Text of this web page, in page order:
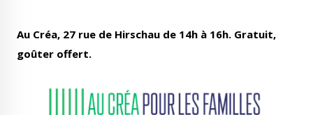
Au Créa, 27 rue de Hirschau de 14h à 16h. Gratuit,
goûter offert.